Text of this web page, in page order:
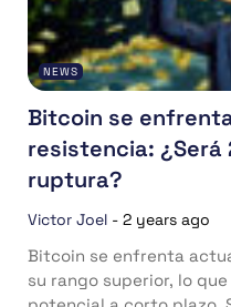
NEWS
Bitcoin se
resistencia: ¿Será
ruptura?
Victor Joel - 2 years ago
Bitcoin se enfrenta
su rango superior, lo